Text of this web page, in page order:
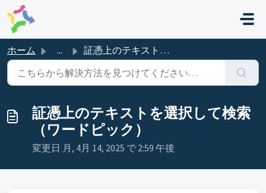
メインコンテンツに移動
ホーム ... 証憑上のテキストを選択して検索（ワードピック）
証憑上のテキストを選択して検索
（ワードピック）
変更日 月, 4月 14, 2025 で 2:59 午後